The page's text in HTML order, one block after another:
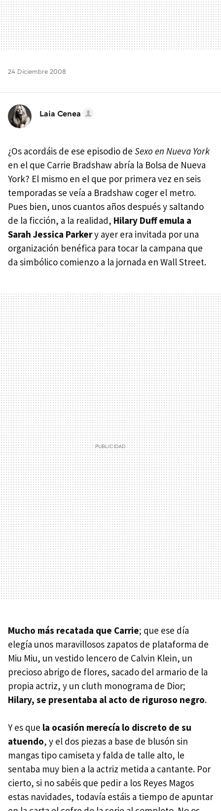
24 Diciembre 2008
Laia Cenea
¿Os acordáis de ese episodio de Sexo en Nueva York
en el que Carrie Bradshaw abría la Bolsa de Nueva
York? El mismo en el que por primera vez en seis
temporadas se veía a Bradshaw coger el metro.
Pues bien, unos cuantos años después y saltando
de la ficción, a la realidad, Hilary Duff emula a
Sarah Jessica Parkery ayer era invitada por una
organización benéfica para tocar la campana que
da simbólico comienzo a la jornada en Wall Street.
Mucho más recatada que Carrie; que ese día
elegía unos maravillosos zapatos de plataforma de
Miu Miu, un vestido lencero de Calvin Klein, un
precioso abrigo de flores, sacado del armario de la
propia actriz, y un cluth monograma de Dior;
Hilary, se presentaba al acto de riguroso negro.
Y es que la ocasión merecía lo discreto de su
atuendo, y el dos piezas a base de blusón sin
mangas tipo camiseta y falda de talle alto, le
sentaba muy bien a la actriz metida a cantante. Por
cierto, si no sabéis que pedir a los Reyes Magos
estas navidades, todavía estáis a tiempo de apuntar